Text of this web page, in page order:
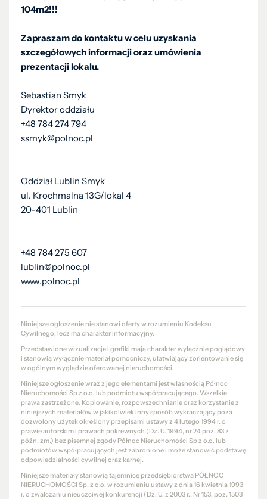
104m2!!!
Zapraszam do kontaktu w celu uzyskania
szczegółowych informacji oraz umówienia
prezentacji lokalu.
Sebastian Smyk
Dyrektor oddziału
+48 784 274 794
ssmyk@polnoc.pl
Oddział Lublin Smyk
ul. Krochmalna 13G/lokal 4
20-401 Lublin
+48 784 275 607
lublin@polnoc.pl
www.polnoc.pl
Niniejsze ogłoszenie nie stanowi oferty w rozumieniu Kodeksu
Cywilnego, lecz ma charakter informacyjny.
Przedstawione wizualizacje i grafiki mają charakter wyłącznie poglądowy
i stanowią wyłącznie materiał pomocniczy, ułatwiający zorientowanie się
w ogólnym wyglądzie oferowanej nieruchomości.
Niniejsze ogłoszenie wraz z jego elementami jest własnością Północ
Nieruchomości Sp z o.o. lub podmiotu współpracującego. Wszelkie
prawa zastrzeżone. Kopiowanie, rozpowszechnianie oraz korzystanie z
niniejszych materiałów w jakikolwiek inny sposób wykraczający poza
dozwolony użytek określony przepisami ustawy z 4 lutego 1994 r. o
prawie autorskim i prawach pokrewnych (Dz. U. 1994, nr 24 poz. 83 z
późn. zm.) bez pisemnej zgody Północ Nieruchomości Sp z o.o. lub
podmiotów współpracujących jest zabronione i może stanowić podstawę
odpowiedzialności cywilnej oraz karnej.
Niniejsze materiały stanowią tajemnicę przedsiębiorstwa PÓŁNOC
NIERUCHOMOŚCI Sp. z o.o. w rozumieniu ustawy z dnia 16 kwietnia 1993
r. o zwalczaniu nieuczciwej konkurencji (Dz. U. z 2003 r., Nr 153, poz. 1503